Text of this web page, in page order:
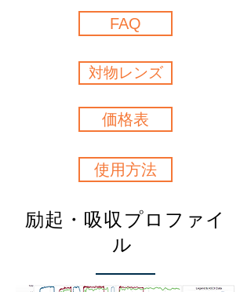
FAQ
対物レンズ
価格表
使用方法
励起・吸収プロファイ
ル